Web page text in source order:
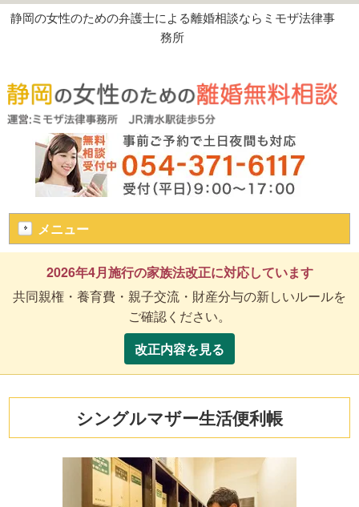
静岡の女性のための弁護士による離婚相談ならミモザ法律事
務所
メニュー
2026年4月施行の家族法改正に対応しています
共同親権・養育費・親子交流・財産分与の新しいルールを
ご確認ください。
改正内容を見る
シングルマザー生活便利帳